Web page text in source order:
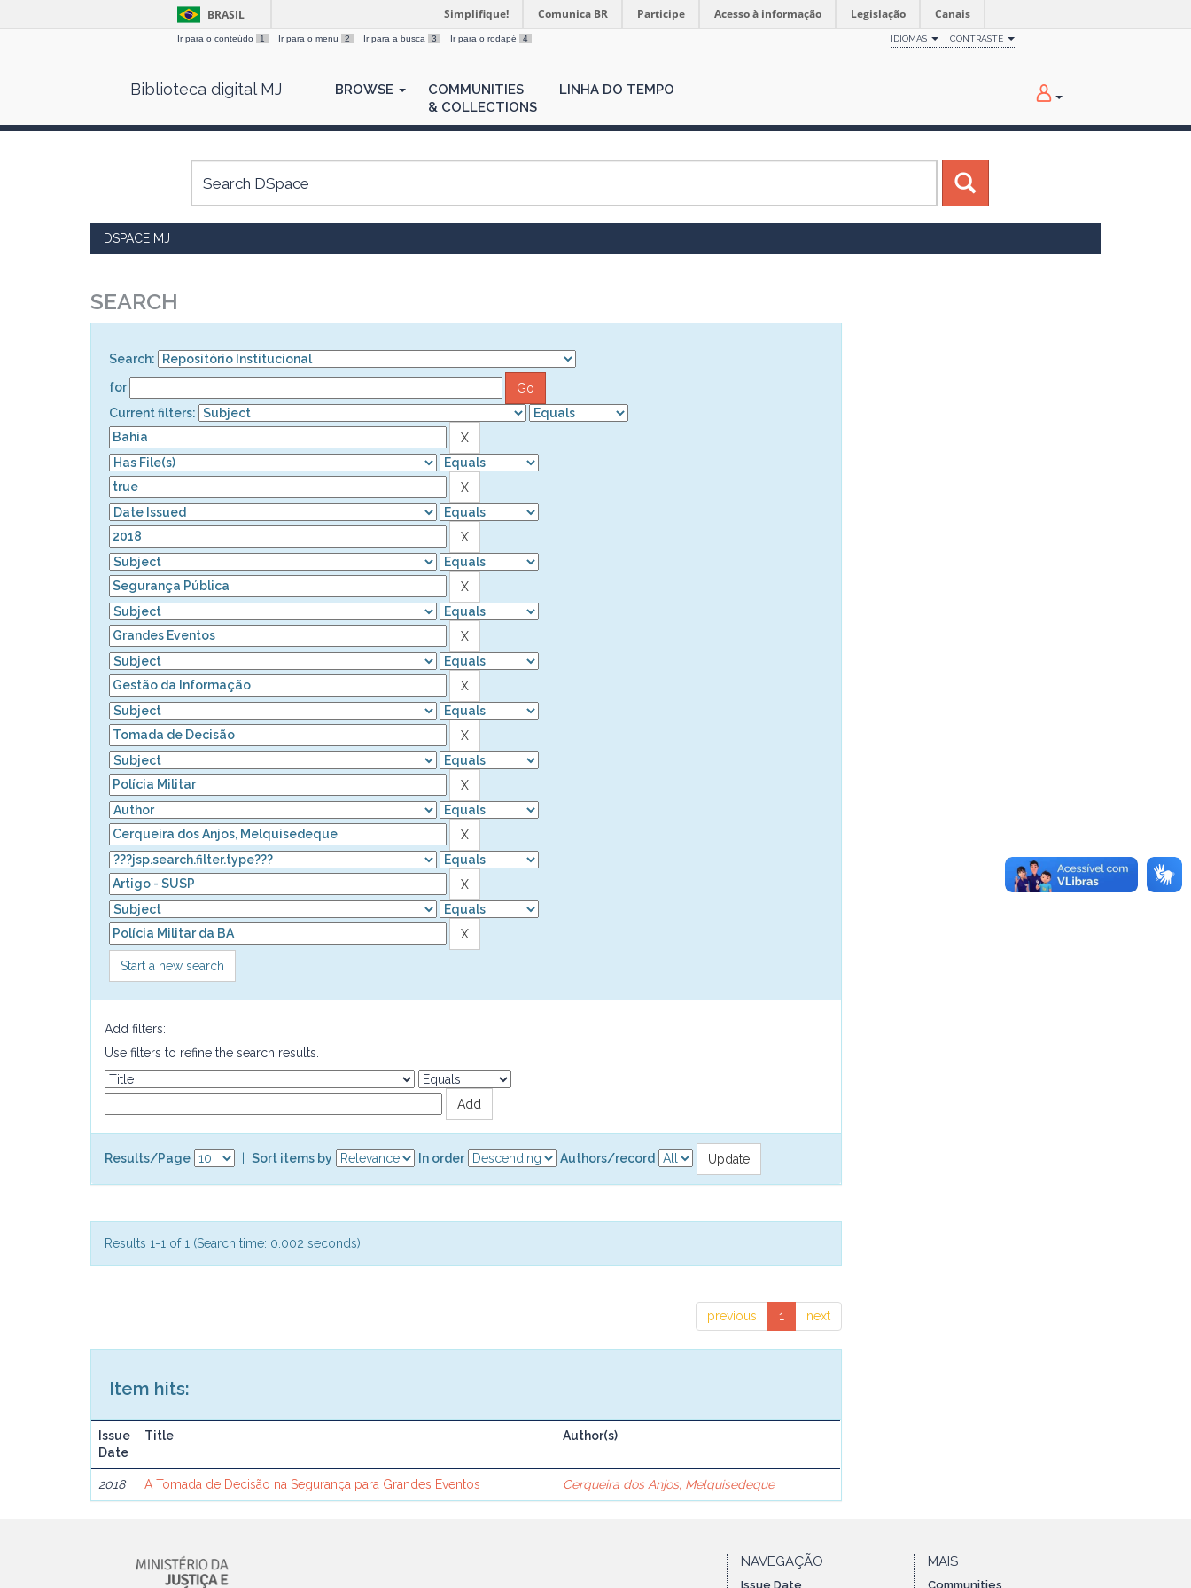
BRASIL Simplifique! Comunica BR Participe Acesso à informação Legislação Canais
Ir para o conteúdo 1 Ir para o menu 2 Ir para a busca 3 Ir para o rodapé 4 IDIOMAS CONTRASTE
Biblioteca digital MJ BROWSE
COMMUNITIES
& COLLECTIONS
LINHA DO TEMPO
DSPACE MJ
SEARCH
Search:
for
Current filters:
Start a new search
Add filters:
Use filters to refine the search results.
Results/Page Sort items by In order Authors/record
Results 1-1 of 1 (Search time: 0.002 seconds).
previous 1 next
Item hits:
Issue
Date
Title Author(s)
2018 A Tomada de Decisão na Segurança para Grandes Eventos Cerqueira dos Anjos, Melquisedeque
NAVEGAÇÃO
Issue Date
MAIS
Communities